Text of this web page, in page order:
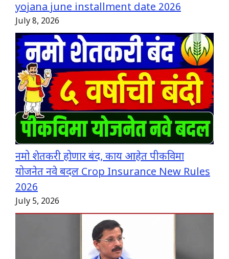
yojana june installment date 2026
July 8, 2026
नमो शेतकरी होणार बंद, काय आहेत पीकविमा
योजनेत नवे बदल Crop Insurance New Rules
2026
July 5, 2026